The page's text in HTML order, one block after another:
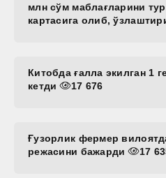
млн сўм маблағларини
картасига олиб,
Китобда ғалла экилган 1
кетди
17 676
Ғузорлик фермер
режасини бажарди
17